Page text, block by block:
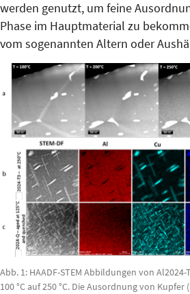
werden genutzt, um feine
Pha­se im Haupt­material zu
vom sogenannten Altern oder
Abb. 1: HAADF-STEM Abbildungen von
100 °C auf 250 °C. Die Ausordnung von